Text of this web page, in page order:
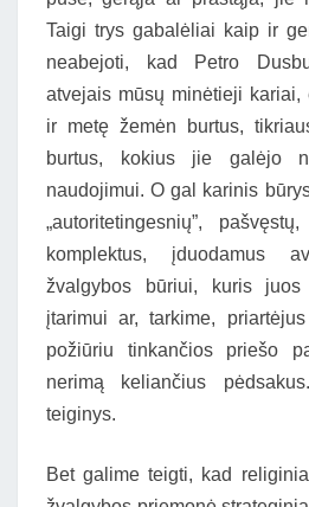
Taigi trys gabalėliai kaip ir
neabejoti, kad Petro
atvejais mūsų minėtieji kariai,
ir metę žemėn burtus,
burtus, kokius jie galėjo
naudojimui. O gal karinis
„autoritetingesnių”,
komplektus, įduodamus
žvalgybos būriui, kuris juos
įtarimui ar, tarkime,
požiūriu tinkančios priešo
nerimą keliančius
teiginys.
Bet galime teigti, kad